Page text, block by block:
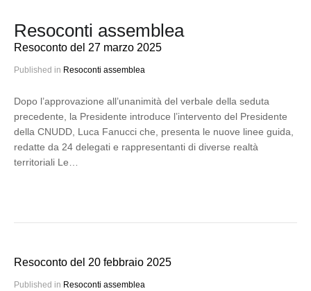
Resoconti assemblea
Resoconto del 27 marzo 2025
Published in Resoconti assemblea
Dopo l’approvazione all’unanimità del verbale della seduta
precedente, la Presidente introduce l’intervento del Presidente
della CNUDD, Luca Fanucci che, presenta le nuove linee guida,
redatte da 24 delegati e rappresentanti di diverse realtà
territoriali Le…
Resoconto del 20 febbraio 2025
Published in Resoconti assemblea